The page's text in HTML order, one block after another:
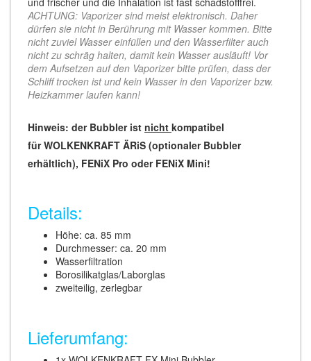
ACHTUNG: Vaporizer sind meist elektronisch. Daher
dürfen sie nicht in Berührung mit Wasser kommen. Bitte
nicht zuviel Wasser einfüllen und den Wasserfilter auch
nicht zu schräg halten, damit kein Wasser ausläuft! Vor
dem Aufsetzen auf den Vaporizer bitte prüfen, dass der
Schliff trocken ist und kein Wasser in den Vaporizer bzw.
Heizkammer laufen kann!
Hinweis: der Bubbler ist nicht kompatibel
für WOLKENKRAFT ÄRiS (optionaler Bubbler
erhältlich), FENiX Pro oder FENiX Mini!
Details:
Höhe: ca. 85 mm
Durchmesser: ca. 20 mm
Wasserfiltration
Borosilikatglas/Laborglas
zweiteilig, zerlegbar
Lieferumfang: